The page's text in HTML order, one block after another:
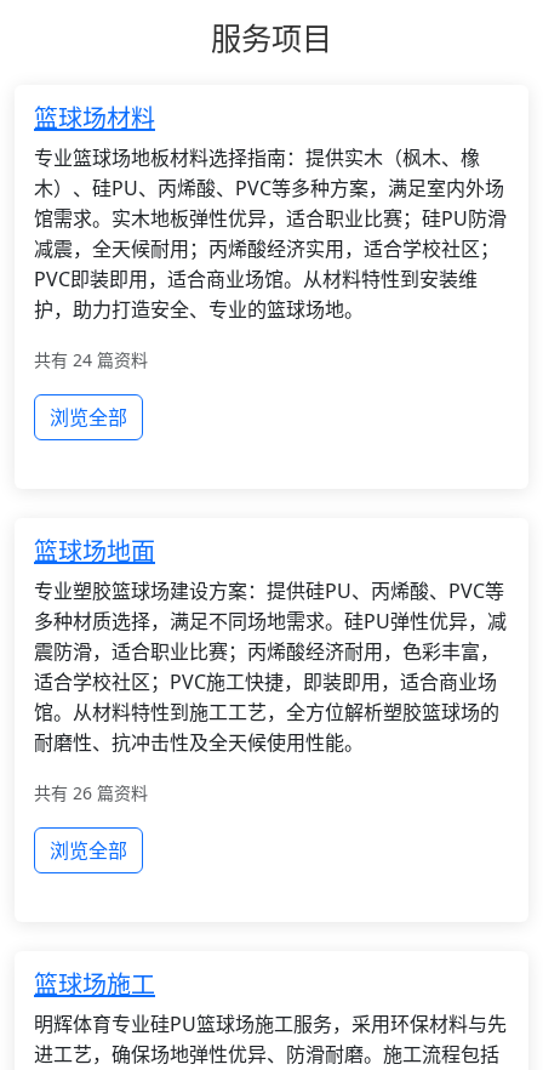
服务项目
篮球场材料
专业篮球场地板材料选择指南：提供实木（枫木、橡
木）、硅PU、丙烯酸、PVC等多种方案，满足室内外场
馆需求。实木地板弹性优异，适合职业比赛；硅PU防滑
减震，全天候耐用；丙烯酸经济实用，适合学校社区；
PVC即装即用，适合商业场馆。从材料特性到安装维
护，助力打造安全、专业的篮球场地。
共有 24 篇资料
浏览全部
篮球场地面
专业塑胶篮球场建设方案：提供硅PU、丙烯酸、PVC等
多种材质选择，满足不同场地需求。硅PU弹性优异，减
震防滑，适合职业比赛；丙烯酸经济耐用，色彩丰富，
适合学校社区；PVC施工快捷，即装即用，适合商业场
馆。从材料特性到施工工艺，全方位解析塑胶篮球场的
耐磨性、抗冲击性及全天候使用性能。
共有 26 篇资料
浏览全部
篮球场施工
明辉体育专业硅PU篮球场施工服务，采用环保材料与先
进工艺，确保场地弹性优异、防滑耐磨。施工流程包括